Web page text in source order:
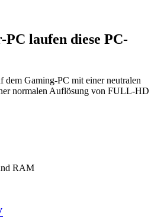
laufen diese PC-
dem Gaming-PC mit einer neutralen
normalen Auflösung von FULL-HD
RAM